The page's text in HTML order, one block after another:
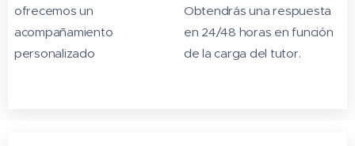
ofrecemos un
acompañamiento
personalizado
Obtendrás una respuesta
en 24/48 horas en función
de la carga del tutor.